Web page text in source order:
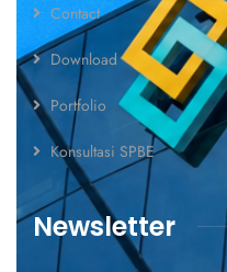
Contact
Download
Portfolio
Konsultasi SPBE
Newsletter